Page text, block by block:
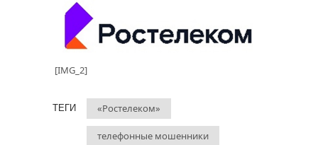
[IMG_2]
ТЕГИ «Ростелеком»
телефонные мошенники